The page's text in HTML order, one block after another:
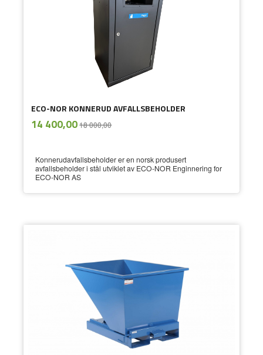
ECO-NOR KONNERUD AVFALLSBEHOLDER
Tilbud
14 400,0018 000,00mva.
Konnerudavfallsbeholder er en norsk produsert
avfallsbeholder i stål utviklet av ECO-NOR Enginnering for
ECO-NOR AS